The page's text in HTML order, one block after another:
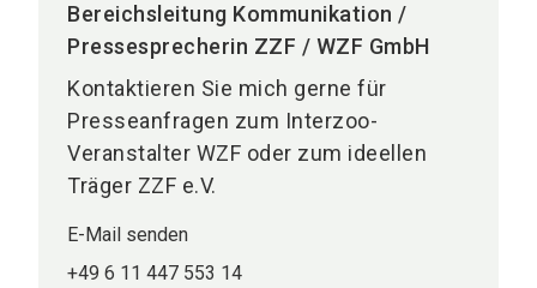
Bereichsleitung Kommunikation /
Pressesprecherin ZZF / WZF GmbH
Kontaktieren Sie mich gerne für
Presseanfragen zum Interzoo-
Veranstalter WZF oder zum ideellen
Träger ZZF e.V.
E-Mail senden
+49 6 11 447 553 14